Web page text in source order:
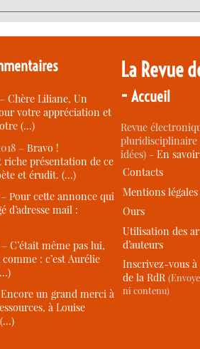
Chère Liliane, Un
votre appréciation et
(…)
–Bravo !
riche présentation de ce
et érudit. (…)
–Pour cette annonce qui
d’adresse mail :
–C’était même pas lui,
: c’est Aurélie
Encore un grand merci à
à Louise
La Revue
-Accueil
Revue
idées) -En
Contacts
Mentions légales
Ours
Utilisation des
d’auteurs
Inscrivez-vous
de la RdR
ni contenu)